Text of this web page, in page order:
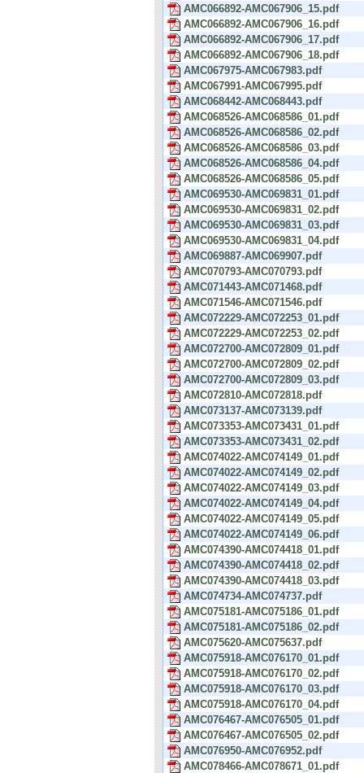
AMC066892-AMC067906_15.pdf
AMC066892-AMC067906_16.pdf
AMC066892-AMC067906_17.pdf
AMC066892-AMC067906_18.pdf
AMC067975-AMC067983.pdf
AMC067991-AMC067995.pdf
AMC068442-AMC068443.pdf
AMC068526-AMC068586_01.pdf
AMC068526-AMC068586_02.pdf
AMC068526-AMC068586_03.pdf
AMC068526-AMC068586_04.pdf
AMC068526-AMC068586_05.pdf
AMC069530-AMC069831_01.pdf
AMC069530-AMC069831_02.pdf
AMC069530-AMC069831_03.pdf
AMC069530-AMC069831_04.pdf
AMC069887-AMC069907.pdf
AMC070793-AMC070793.pdf
AMC071443-AMC071468.pdf
AMC071546-AMC071546.pdf
AMC072229-AMC072253_01.pdf
AMC072229-AMC072253_02.pdf
AMC072700-AMC072809_01.pdf
AMC072700-AMC072809_02.pdf
AMC072700-AMC072809_03.pdf
AMC072810-AMC072818.pdf
AMC073137-AMC073139.pdf
AMC073353-AMC073431_01.pdf
AMC073353-AMC073431_02.pdf
AMC074022-AMC074149_01.pdf
AMC074022-AMC074149_02.pdf
AMC074022-AMC074149_03.pdf
AMC074022-AMC074149_04.pdf
AMC074022-AMC074149_05.pdf
AMC074022-AMC074149_06.pdf
AMC074390-AMC074418_01.pdf
AMC074390-AMC074418_02.pdf
AMC074390-AMC074418_03.pdf
AMC074734-AMC074737.pdf
AMC075181-AMC075186_01.pdf
AMC075181-AMC075186_02.pdf
AMC075620-AMC075637.pdf
AMC075918-AMC076170_01.pdf
AMC075918-AMC076170_02.pdf
AMC075918-AMC076170_03.pdf
AMC075918-AMC076170_04.pdf
AMC076467-AMC076505_01.pdf
AMC076467-AMC076505_02.pdf
AMC076950-AMC076952.pdf
AMC078466-AMC078671_01.pdf